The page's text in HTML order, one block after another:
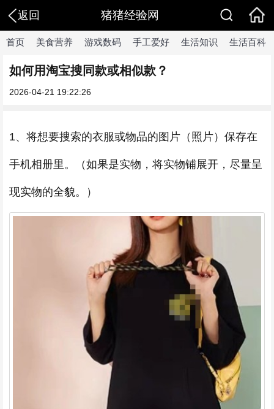
返回 猪猪经验网
首页 美食营养 游戏数码 手工爱好 生活知识 生活百科
如何用淘宝搜同款或相似款？
2026-04-21 19:22:26
1、将想要搜索的衣服或物品的图片（照片）保存在
手机相册里。（如果是实物，将实物铺展开，尽量呈
现实物的全貌。）